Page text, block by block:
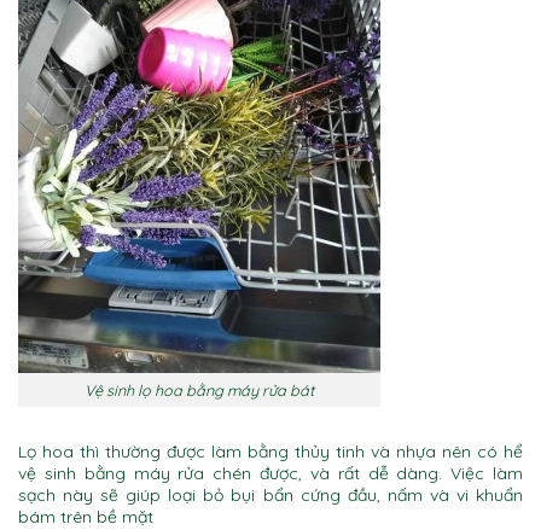
Vệ sinh lọ hoa bằng máy rửa bát
Lọ hoa thì thường được làm bằng thủy tinh và nhựa nên có hể
vệ sinh bằng máy rửa chén được, và rất dễ dàng. Việc làm
sạch này sẽ giúp loại bỏ bụi bẩn cứng đầu, nấm và vi khuẩn
bám trên bề mặt